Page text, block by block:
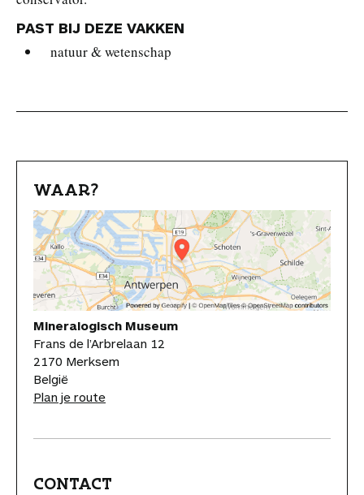
PAST BIJ DEZE VAKKEN
natuur & wetenschap
WAAR?
Mineralogisch Museum
Frans de l’Arbrelaan 12
2170 Merksem
België
Plan je route
CONTACT